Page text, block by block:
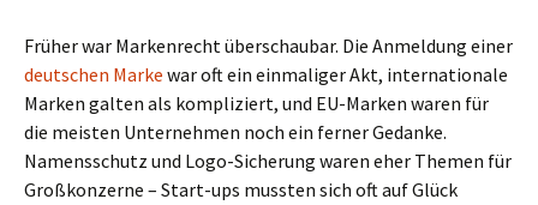
Früher war Markenrecht überschaubar. Die Anmeldung einer
deutschen Marke war oft ein einmaliger Akt, internationale
Marken galten als kompliziert, und EU-Marken waren für
die meisten Unternehmen noch ein ferner Gedanke.
Namensschutz und Logo-Sicherung waren eher Themen für
Großkonzerne – Start-ups mussten sich oft auf Glück